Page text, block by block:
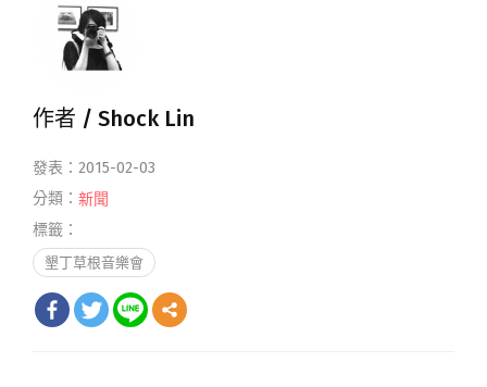
作者 / Shock Lin
發表：2015-02-03
分類： 新聞
標籤：
墾丁草根音樂會